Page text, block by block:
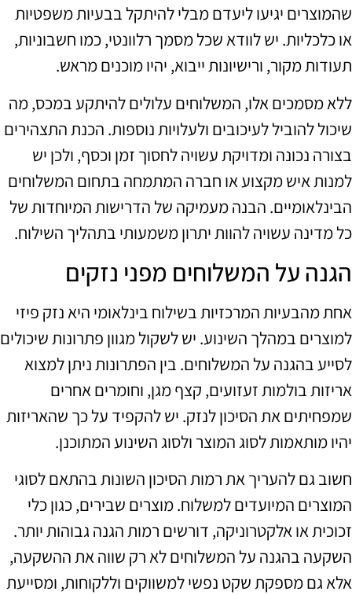
שהמוצרים יגיעו ליעדם מבלי להיתקל בבעיות משפטיות
או כלכליות. יש לוודא שכל מסמך רלוונטי, כמו חשבוניות,
תעודות מקור, ורישיונות ייבוא, יהיו מוכנים מראש.
ללא מסמכים אלו, המשלוחים עלולים להיתקע במכס, מה
שיכול להוביל לעיכובים ולעלויות נוספות. הכנת התצהירים
בצורה נכונה ומדויקת עשויה לחסוך זמן וכסף, ולכן יש
למנות איש מקצוע או חברה המתמחה בתחום המשלוחים
הבינלאומיים. הבנה מעמיקה של הדרישות המיוחדות של
כל מדינה עשויה להוות יתרון משמעותי בתהליך השילוח.
הגנה על המשלוחים מפני נזקים
אחת מהבעיות המרכזיות בשילוח בינלאומי היא נזק פיזי
למוצרים במהלך השינוע. יש לשקול מגוון פתרונות שיכולים
לסייע בהגנה על המשלוחים. בין הפתרונות ניתן למצוא
אריזות בולמות זעזועים, קצף מגן, וחומרים אחרים
שמפחיתים את הסיכון לנזק. יש להקפיד על כך שהאריזות
יהיו מותאמות לסוג המוצר ולסוג השינוע המתוכנן.
חשוב גם להעריך את רמות הסיכון השונות בהתאם לסוגי
המוצרים המיועדים למשלוח. מוצרים שבירים, כגון כלי
זכוכית או אלקטרוניקה, דורשים רמות הגנה גבוהות יותר.
השקעה בהגנה על המשלוחים לא רק שווה את ההשקעה,
אלא גם מספקת שקט נפשי למשווקים וללקוחות, ומסייעת